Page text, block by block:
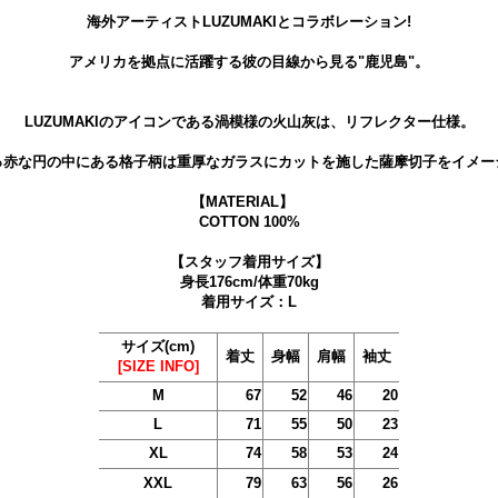
海外アーティストLUZUMAKIとコラボレーション!
アメリカを拠点に活躍する彼の目線から見る"鹿児島"。
LUZUMAKIのアイコンである渦模様の火山灰は、リフレクター仕様。
赤な円の中にある格子柄は重厚なガラスにカットを施した薩摩切子をイメー
【MATERIAL】
COTTON 100%
【スタッフ着用サイズ】
身長176cm/体重70kg
着用サイズ：L
サイズ(cm)
[SIZE INFO]
着丈 身幅 肩幅 袖丈
M 67 52 46
20
L
71 55 50
23
XL
74 58 53
24
XXL
79 63 56 26